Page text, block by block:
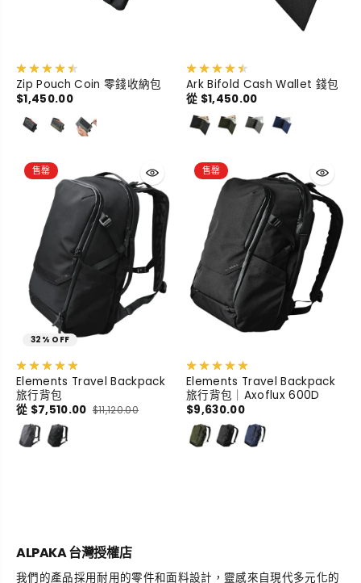
Zip Pouch Coin 零錢收納包
$1,450.00
Ark Bifold Cash Wallet 錢包
從 $1,450.00
32% OFF
售罄
Elements Travel Backpack
旅行背包
從 $7,510.00 $11,120.00
售罄
Elements Travel Backpack
旅行背包｜Axoflux 600D
$9,630.00
ALPAKA 台灣授權店
我們的產品採用耐用的零件和面料設計，靈感來自現代多元化的